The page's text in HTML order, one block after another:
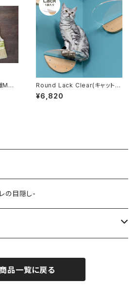
Mサ
Round Lack Clear(キャットス
テップ)-MYZOO【nekokobo
select】
¥6,820
の目隠し-
商品一覧に戻る